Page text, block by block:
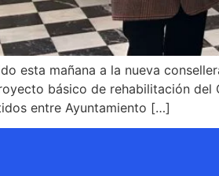
esta mañana a la nueva
básico de rehabilitación
entre Ayuntamiento […]